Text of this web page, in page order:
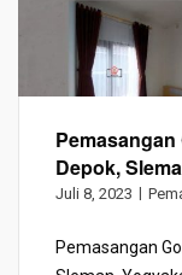
Depok,
Juli 8, 2023
Pemasangan